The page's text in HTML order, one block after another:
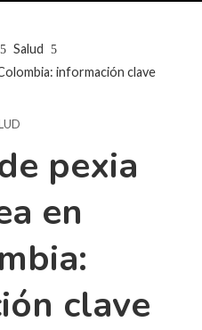
Salud
información clave
pexia
en
clave